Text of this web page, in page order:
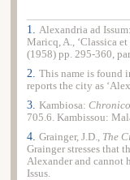
1. Alexandria ad
Maricq, A., ‘Classica
(1958) pp. 295-360,
2. This name is found
reports the city as ‘
3. Kambiosa:
705.6. Kambissou:
4. Grainger, J.D., The
Grainger stresses that
Alexander and cannot
Issus.